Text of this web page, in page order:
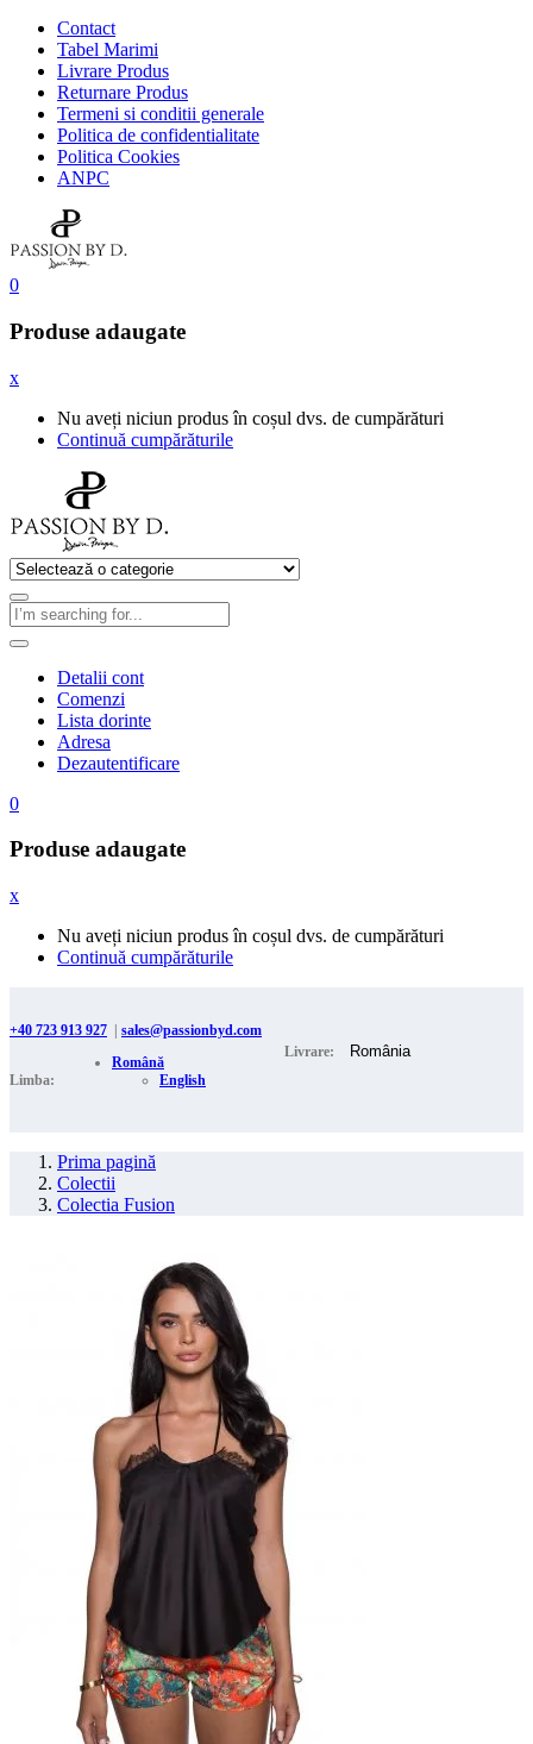
Contact
Tabel Marimi
Livrare Produs
Returnare Produs
Termeni si conditii generale
Politica de confidentialitate
Politica Cookies
ANPC
0
Produse adaugate
x
Nu aveți niciun produs în coșul dvs. de cumpărături
Continuă cumpărăturile
Detalii cont
Comenzi
Lista dorinte
Adresa
Dezautentificare
0
Produse adaugate
x
Nu aveți niciun produs în coșul dvs. de cumpărături
Continuă cumpărăturile
+40 723 913 927 sales@passionbyd.com
Limba:
Română
English
Livrare:
Prima pagină
Colectii
Colectia Fusion